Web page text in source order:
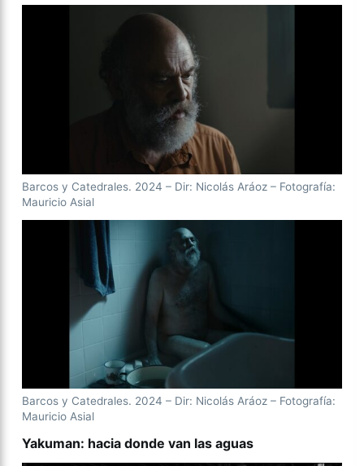
Barcos y Catedrales. 2024 – Dir: Nicolás Aráoz – Fotografía:
Mauricio Asial
Barcos y Catedrales. 2024 – Dir: Nicolás Aráoz – Fotografía:
Mauricio Asial
Yakuman: hacia donde van las aguas